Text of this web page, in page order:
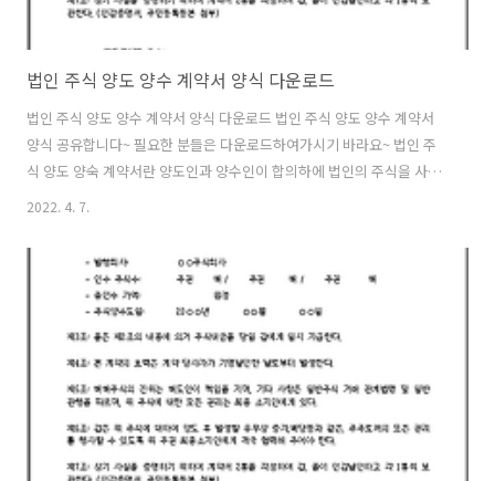
법인 주식 양도 양수 계약서 양식 다운로드
법인 주식 양도 양수 계약서 양식 다운로드 법인 주식 양도 양수 계약서
양식 공유합니다~ 필요한 분들은 다운로드하여가시기 바라요~ 법인 주
식 양도 양숙 계약서란 양도인과 양수인이 합의하에 법인의 주식을 사고
파는 행위를 말하게 되는데 양도인이 가진 주식을 양수인이 전체 혹은 일
유권, 운영권 등까지 관계가 있게 되는 것이다. 그래서 법인 주식 양도 양
수 계약서 양식은 매우 중요하므로 아래 다운로드 파일을 올려 보니 필요
하다면 다운로드하여서 이용해 보시기 바랍니다. 법인 주식 양도 양수 계
약서 양식을 총 4가지 파일을 올려 보니 필요하다면 다운로드하여 가세
2022. 4. 7.